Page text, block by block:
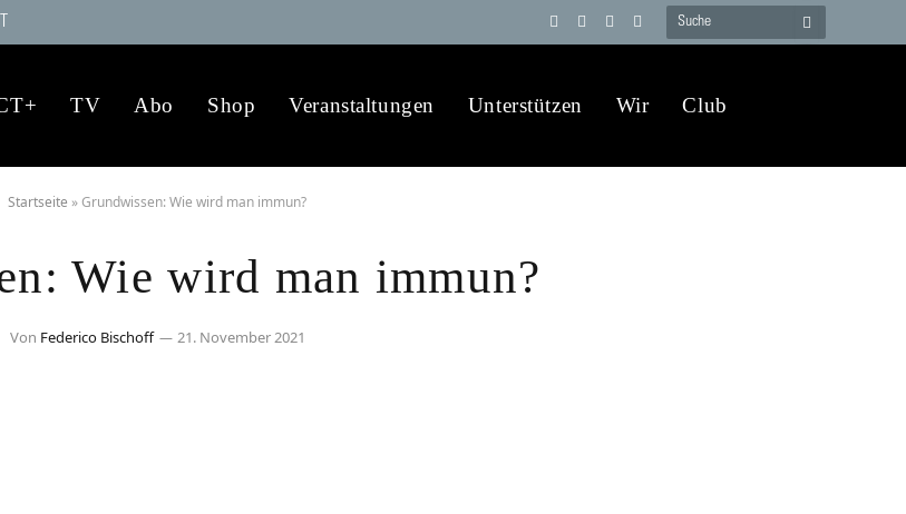
TelegramYouTube
X
WhatsApp
TV Abo Shop Veranstaltungen Unterstützen Wir Club
Startseite »Grundwissen: Wie wird man immun?
Wie wird man immun?
Von Federico Bischoff 21. November 2021